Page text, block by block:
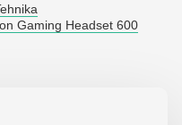
AUSTIŅĀM
HP
Gaming Headset 600